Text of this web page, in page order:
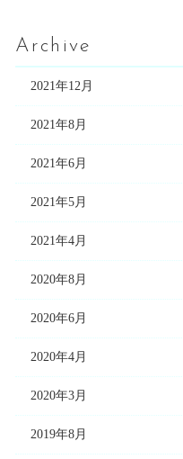
Archive
2021年12月
2021年8月
2021年6月
2021年5月
2021年4月
2020年8月
2020年6月
2020年4月
2020年3月
2019年8月